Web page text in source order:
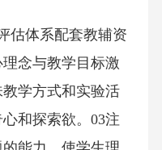
估体系配套教辅资
念与教学目标激
学方式和实验活
和探索欲。03注